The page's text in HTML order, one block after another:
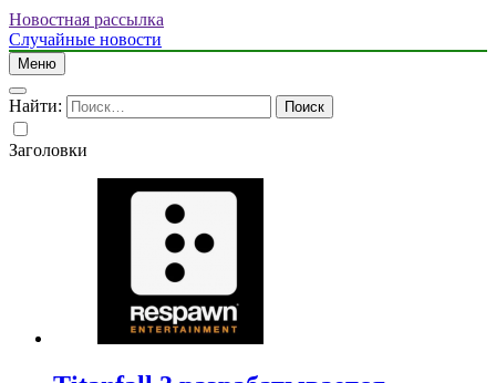
Новостная рассылка
Случайные новости
Меню
Найти:
Заголовки